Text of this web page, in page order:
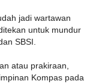
jadi wartawan
untuk mundur
SBSI.
atau prakiraan,
Kompas pada